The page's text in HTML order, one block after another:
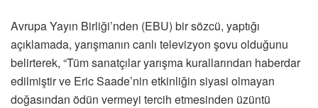
Avrupa Yayın Birliği’nden (EBU) bir sözcü, yaptığı
açıklamada, yarışmanın canlı televizyon şovu olduğunu
belirterek, “Tüm sanatçılar yarışma kurallarından haberdar
edilmiştir ve Eric Saade’nin etkinliğin siyasi olmayan
doğasından ödün vermeyi tercih etmesinden üzüntü